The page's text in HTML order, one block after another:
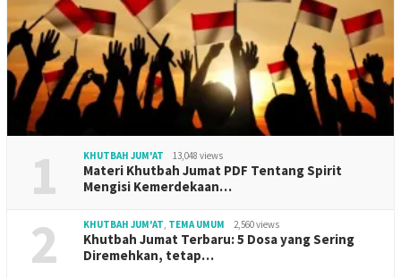
1 KHUTBAH JUM'AT 13,048 views
Materi Khutbah Jumat PDF Tentang Spirit
Mengisi Kemerdekaan…
2 KHUTBAH JUM'AT TEMA UMUM 2,560 views
Khutbah Jumat Terbaru: 5 Dosa yang Sering
Diremehkan, tetap…